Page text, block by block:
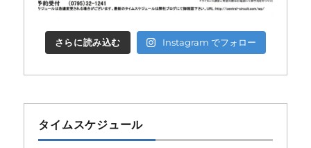
さらに読み込む Instagram でフォロー
タイムスケジュール